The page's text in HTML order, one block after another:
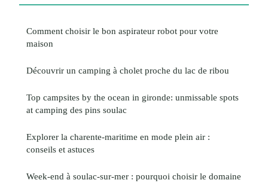
Comment choisir le bon aspirateur robot pour votre
maison
Découvrir un camping à cholet proche du lac de ribou
Top campsites by the ocean in gironde: unmissable spots
at camping des pins soulac
Explorer la charente-maritime en mode plein air :
conseils et astuces
Week-end à soulac-sur-mer : pourquoi choisir le domaine